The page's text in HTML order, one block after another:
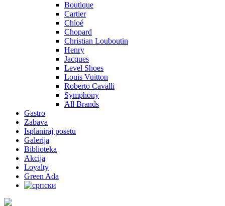
Boutique
Cartier
Chloé
Chopard
Christian Louboutin
Henry
Jacques
Level Shoes
Louis Vuitton
Roberto Cavalli
Symphony
All Brands
Gastro
Zabava
Isplaniraj posetu
Galerija
Biblioteka
Akcija
Loyalty
Green Ada